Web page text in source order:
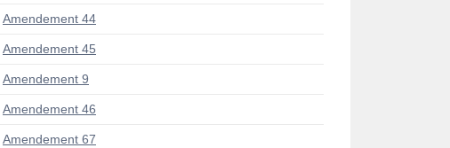
Amendement 44
Amendement 45
Amendement 9
Amendement 46
Amendement 67